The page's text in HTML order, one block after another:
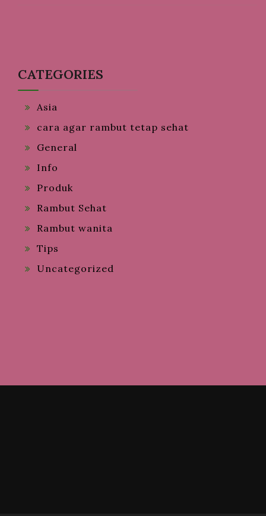
CATEGORIES
Asia
cara agar rambut tetap sehat
General
Info
Produk
Rambut Sehat
Rambut wanita
Tips
Uncategorized